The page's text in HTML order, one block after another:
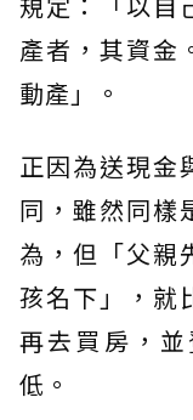
產者，其資金
動產」。
正因為送現金
同，雖然同樣
為，但「父親
孩名下」，就
再去買房，
低。